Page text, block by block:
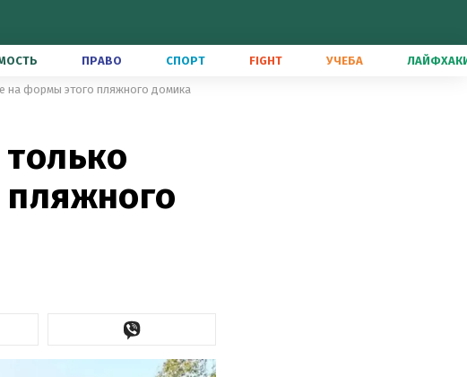
ПРАВО СПОРТ FIGHT УЧЕБА
на формы этого пляжного домика